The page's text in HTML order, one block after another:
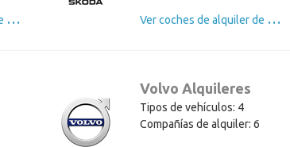
V
er coches de alquiler de Peugeot V
er coches de alquiler de Skoda
Volvo Alquileres
Tipos de vehículos: 4
Compañías de alquiler: 6